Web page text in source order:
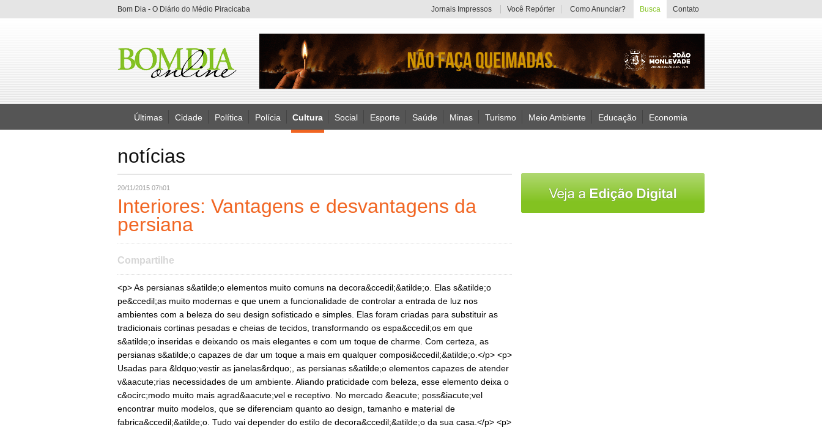
Bom Dia - O Diário do Médio Piracicaba Jornais Impressos Você Repórter Como Anunciar? Busca Contato
Últimas Cidade Política Polícia Cultura Social Esporte Saúde Minas Turismo Meio Ambiente Educação Economia
notícias
20/11/2015 07h01
Interiores: Vantagens e desvantagens da
persiana
Compartilhe
<p> As persianas s&atilde;o elementos muito comuns na decora&ccedil;&atilde;o. Elas s&atilde;o
pe&ccedil;as muito modernas e que unem a funcionalidade de controlar a entrada de luz nos
ambientes com a beleza do seu design sofisticado e simples. Elas foram criadas para substituir as
tradicionais cortinas pesadas e cheias de tecidos, transformando os espa&ccedil;os em que
s&atilde;o inseridas e deixando os mais elegantes e com um toque de charme. Com certeza, as
persianas s&atilde;o capazes de dar um toque a mais em qualquer composi&ccedil;&atilde;o.</p> <p>
Usadas para &ldquo;vestir as janelas&rdquo;, as persianas s&atilde;o elementos capazes de atender
v&aacute;rias necessidades de um ambiente. Aliando praticidade com beleza, esse elemento deixa o
c&ocirc;modo muito mais agrad&aacute;vel e receptivo. No mercado &eacute; poss&iacute;vel
encontrar muito modelos, que se diferenciam quanto ao design, tamanho e material de
fabrica&ccedil;&atilde;o. Tudo vai depender do estilo de decora&ccedil;&atilde;o da sua casa.</p> <p>